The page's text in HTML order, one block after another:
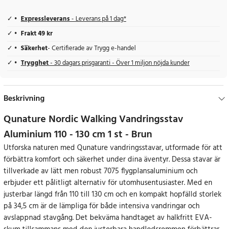
Expressleverans- Leverans på 1 dag*
Frakt 49 kr
Säkerhet- Certifierade av Trygg e-handel
Trygghet- 30 dagars prisgaranti - Över 1 miljon nöjda kunder
Beskrivning
Qunature Nordic Walking Vandringsstav
Aluminium 110 - 130 cm 1 st - Brun
Utforska naturen med Qunature vandringsstavar, utformade för att
förbättra komfort och säkerhet under dina äventyr. Dessa stavar är
tillverkade av lätt men robust 7075 flygplansaluminium och
erbjuder ett pålitligt alternativ för utomhusentusiaster. Med en
justerbar längd från 110 till 130 cm och en kompakt hopfälld storlek
på 34,5 cm är de lämpliga för både intensiva vandringar och
avslappnad stavgång. Det bekväma handtaget av halkfritt EVA-